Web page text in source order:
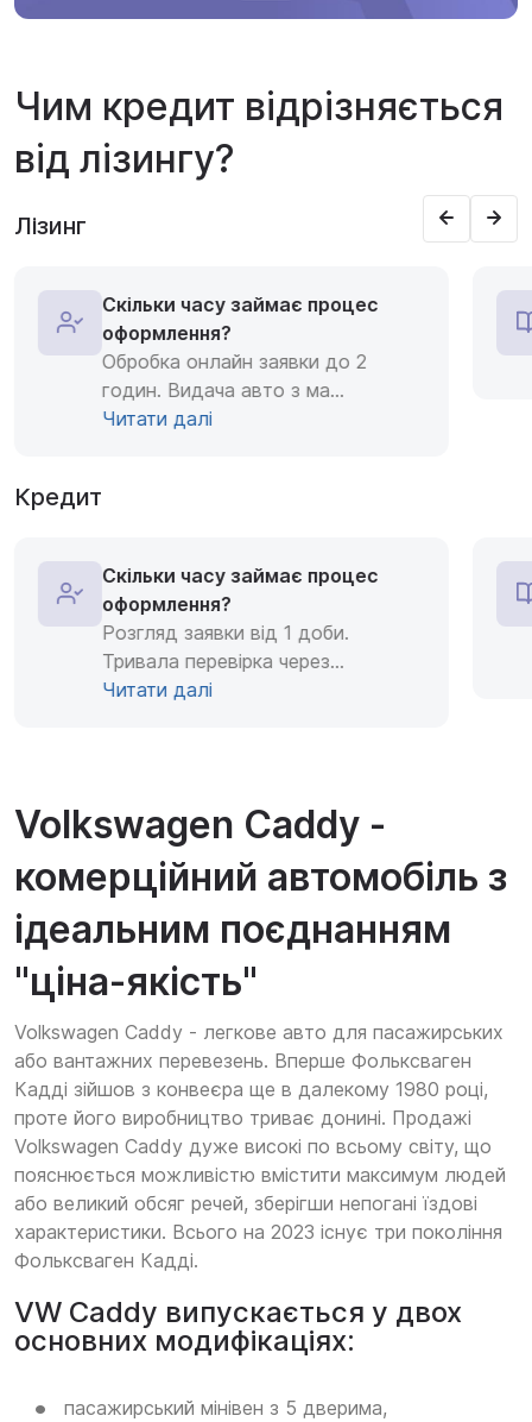
Чим кредит відрізняється
від лізингу?
Лізинг
Скільки часу займає процес
оформлення?
Обробка онлайн заявки до 2
годин. Видача авто з ма...
Читати далі
Кредит
Скільки часу займає процес
оформлення?
Розгляд заявки від 1 доби.
Тривала перевірка через...
Читати далі
Volkswagen Caddy -
комерційний автомобіль з
ідеальним поєднанням
"ціна-якість"
Volkswagen Caddy - легкове авто для пасажирських
або вантажних перевезень. Вперше Фольксваген
Кадді зійшов з конвеєра ще в далекому 1980 році,
проте його виробництво триває донині. Продажі
Volkswagen Caddy дуже високі по всьому світу, що
пояснюється можливістю вмістити максимум людей
або великий обсяг речей, зберігши непогані їздові
характеристики. Всього на 2023 існує три покоління
Фольксваген Кадді.
VW Caddy випускається у двох
основних модифікаціях:
пасажирський мінівен з 5 дверима,